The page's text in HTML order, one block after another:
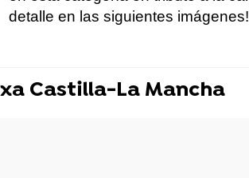
detalle en las siguientes imágenes!
Castilla-La Mancha